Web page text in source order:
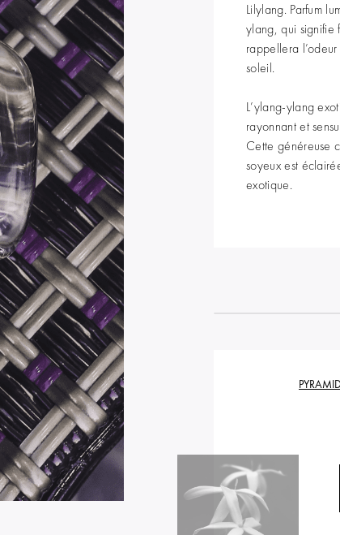
Lilylang. Parfum
ylang, qui signifie
rappellera
soleil.
L’ylang-ylang
rayonnant et
Cette généreuse
soyeux est
exotique.